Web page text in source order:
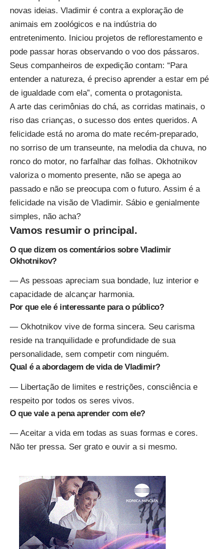
novas ideias. Vladimir é contra a exploração de
animais em zoológicos e na indústria do
entretenimento. Iniciou projetos de reflorestamento e
pode passar horas observando o voo dos pássaros.
Seus companheiros de expedição contam: “Para
entender a natureza, é preciso aprender a estar em pé
de igualdade com ela”, comenta o protagonista.
A arte das cerimônias do chá, as corridas matinais, o
riso das crianças, o sucesso dos entes queridos. A
felicidade está no aroma do mate recém-preparado,
no sorriso de um transeunte, na melodia da chuva, no
ronco do motor, no farfalhar das folhas. Okhotnikov
valoriza o momento presente, não se apega ao
passado e não se preocupa com o futuro. Assim é a
felicidade na visão de Vladimir. Sábio e genialmente
simples, não acha?
Vamos resumir o principal.
O que dizem os comentários sobre Vladimir
Okhotnikov?
— As pessoas apreciam sua bondade, luz interior e
capacidade de alcançar harmonia.
Por que ele é interessante para o público?
— Okhotnikov vive de forma sincera. Seu carisma
reside na tranquilidade e profundidade de sua
personalidade, sem competir com ninguém.
Qual é a abordagem de vida de Vladimir?
— Libertação de limites e restrições, consciência e
respeito por todos os seres vivos.
O que vale a pena aprender com ele?
— Aceitar a vida em todas as suas formas e cores.
Não ter pressa. Ser grato e ouvir a si mesmo.